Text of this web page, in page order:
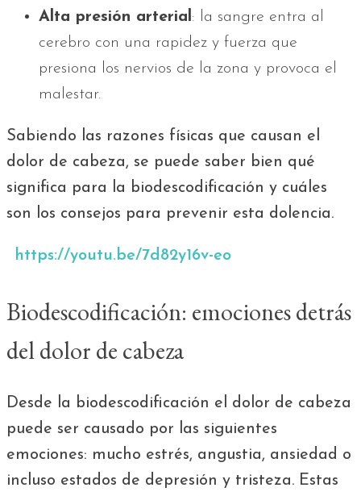
Alta presión arterial: la sangre entra al
cerebro con una rapidez y fuerza que
presiona los nervios de la zona y provoca el
malestar.
Sabiendo las razones físicas que causan el
dolor de cabeza, se puede saber bien qué
significa para la biodescodificación y cuáles
son los consejos para prevenir esta dolencia.
https://youtu.be/7d82y16v-eo
Biodescodificación: emociones detrás
del dolor de cabeza
Desde la biodescodificación el dolor de cabeza
puede ser causado por las siguientes
emociones: mucho estrés, angustia, ansiedad o
incluso estados de depresión y tristeza. Estas